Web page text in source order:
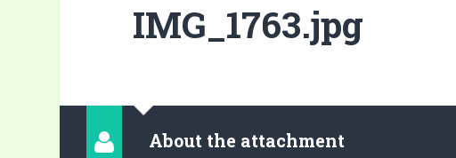
IMG_1763.jpg
About the attachment